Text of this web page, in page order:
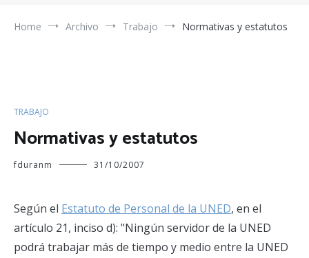
Home Archivo Trabajo Normativas y estatutos
TRABAJO
Normativas y estatutos
fduranm 31/10/2007
Según el Estatuto de Personal de la UNED, en el
artículo 21, inciso d): "Ningún servidor de la UNED
podrá trabajar más de tiempo y medio entre la UNED